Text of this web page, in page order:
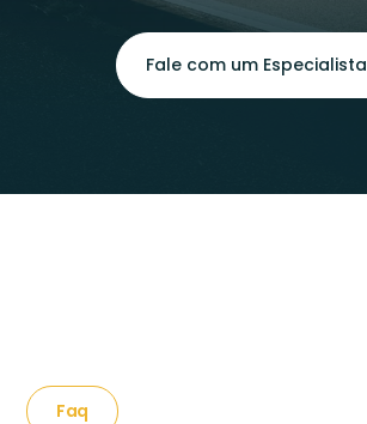
Fale com um Especialista
Faq